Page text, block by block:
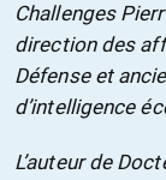
Challenges
direction des
Défense et
d’intelligence
L’auteur de